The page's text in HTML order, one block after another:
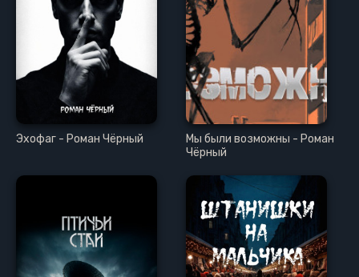
Эхофаг - Роман Чёрный
Мы были возможны - Роман
Чёрный